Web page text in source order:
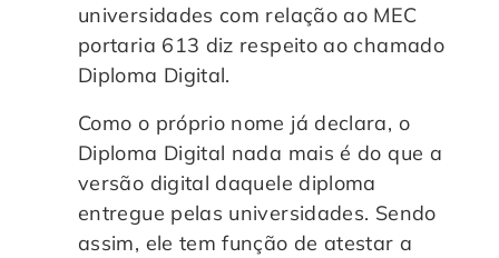
universidades com relação ao MEC
portaria 613 diz respeito ao chamado
Diploma Digital.
Como o próprio nome já declara, o
Diploma Digital nada mais é do que a
versão digital daquele diploma
entregue pelas universidades. Sendo
assim, ele tem função de atestar a